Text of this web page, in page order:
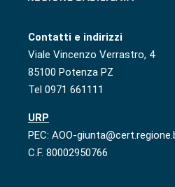
Contatti e indirizzi
Viale Vincenzo Verrastro, 4
85100 Potenza PZ
Tel 0971 661111
URP
PEC: AOO-
C.F. 80002950766